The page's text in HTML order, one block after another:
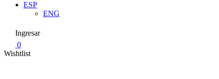
ESP
ENG
Ingresar
0
Wishtlist